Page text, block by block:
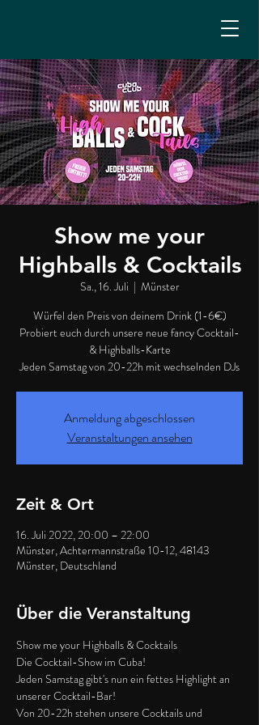
Show me your
Highballs & Cocktails
Sa., 16. Juli
  |
Münster
Würfel den Preis von deinem Drink (1-6€)
Probiert euch durch unsere neue fancy Cocktail-
& Highballs-Karte
Jeden Samstag von 20-22h mit wechselnden DJs
Anmeldung abgeschlossen
Veranstaltungen ansehen
Zeit & Ort
16. Juli 2022, 20:00 – 22:00
Münster, Achtermannstraße 10-12, 48143
Münster, Deutschland
Über die Veranstaltung
Show me your Highballs & Cocktails
Die Cocktail-Show im Cuba!
Jeden Samstag gibt's nun ein fettes Highlight an
unserer Cocktail-Bar!
Von 20-22h stehen unsere Cocktails und